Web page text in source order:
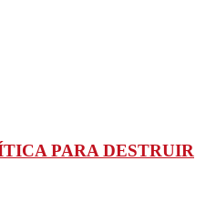
PARA DESTRUIR